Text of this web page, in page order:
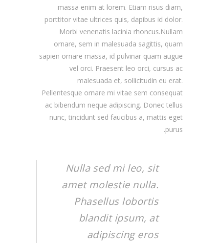
massa enim at lorem. Etiam risus diam,
porttitor vitae ultrices quis, dapibus id dolor.
Morbi venenatis lacinia rhoncus.Nullam
ornare, sem in malesuada sagittis, quam
sapien ornare massa, id pulvinar quam augue
vel orci. Praesent leo orci, cursus ac
malesuada et, sollicitudin eu erat.
Pellentesque ornare mi vitae sem consequat
ac bibendum neque adipiscing. Donec tellus
nunc, tincidunt sed faucibus a, mattis eget
purus.
Nulla sed mi leo, sit
amet molestie nulla.
Phasellus lobortis
blandit ipsum, at
adipiscing eros